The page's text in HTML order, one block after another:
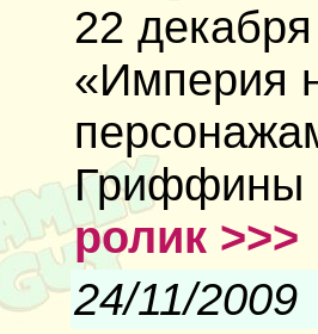
22
«Империя
Гриффины
ролик >>>
24/11/2009